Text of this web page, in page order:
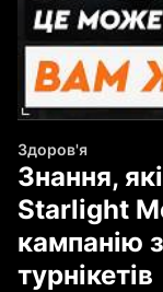
Здоров'я
Знання,
Starlight
кампанію
турнікетів